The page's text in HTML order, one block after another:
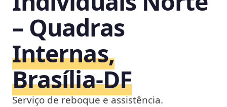
– Quadras
Internas,
Brasília‑DF
Serviço de reboque e assistência.